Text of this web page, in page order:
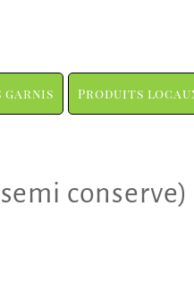
garnis Produits
conserve)